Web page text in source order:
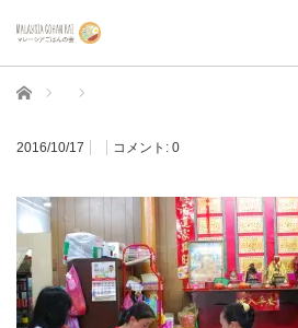
ホーム
2016/10/17 コメント: 0